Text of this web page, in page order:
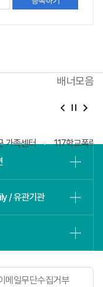
배너모음
가족센터
117학교폭력
/ 유관기관
메일무단수집거부